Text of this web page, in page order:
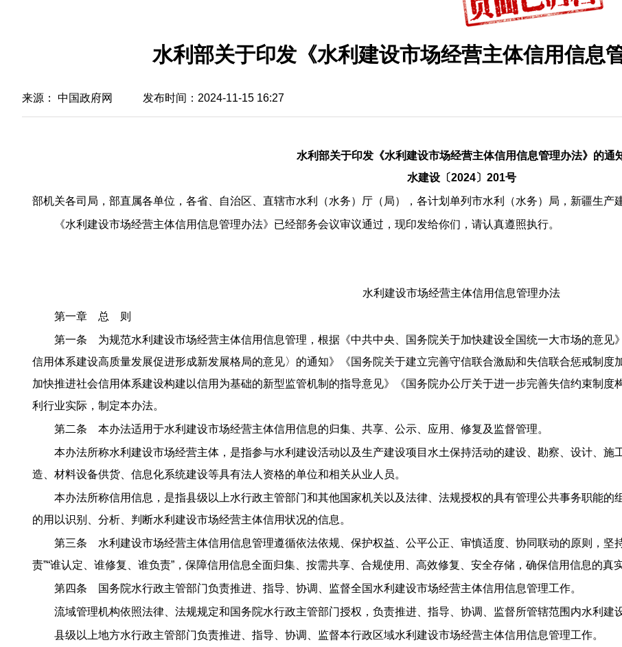
水利部关于印发《水利建设市场经营主体信用信息
来源： 中国政府网 发布时间：2024-11-15 16:27
水利部关于印发《水利建设市场经营主体信用信息管理办法》的通
水建设〔2024〕201号
部机关各司局，部直属各单位，各省、自治区、直辖市水利（水务）厅（局），各计划单列市水利（水务）局，新疆生产
《水利建设市场经营主体信用信息管理办法》已经部务会议审议通过，现印发给你们，请认真遵照执行。
水利建设市场经营主体信用信息管理办法
第一章 总 则
第一条 为规范水利建设市场经营主体信用信息管理，根据《中共中央、国务院关于加快建设全国统一大市场的意见
信用体系建设高质量发展促进形成新发展格局的意见〉的通知》《国务院关于建立完善守信联合激励和失信联合惩戒制
加快推进社会信用体系建设构建以信用为基础的新型监管机制的指导意见》《国务院办公厅关于进一步完善失信约束制
利行业实际，制定本办法。
第二条 本办法适用于水利建设市场经营主体信用信息的归集、共享、公示、应用、修复及监督管理。
本办法所称水利建设市场经营主体，是指参与水利建设活动以及生产建设项目水土保持活动的建设、勘察、设计、施
造、材料设备供货、信息化系统建设等具有法人资格的单位和相关从业人员。
本办法所称信用信息，是指县级以上水行政主管部门和其他国家机关以及法律、法规授权的具有管理公共事务职能
的用以识别、分析、判断水利建设市场经营主体信用状况的信息。
第三条 水利建设市场经营主体信用信息管理遵循依法依规、保护权益、公平公正、审慎适度、协同联动的原则，坚
责”“谁认定、谁修复、谁负责”，保障信用信息全面归集、按需共享、合规使用、高效修复、安全存储，确保信用信息的真
第四条 国务院水行政主管部门负责推进、指导、协调、监督全国水利建设市场经营主体信用信息管理工作。
流域管理机构依照法律、法规规定和国务院水行政主管部门授权，负责推进、指导、协调、监督所管辖范围内水利建
县级以上地方水行政主管部门负责推进、指导、协调、监督本行政区域水利建设市场经营主体信用信息管理工作。